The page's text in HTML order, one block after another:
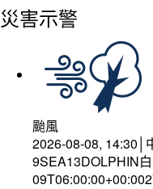
災害示警
颱風
2026-08-08, 14:30│
9SEA13DOLPHIN